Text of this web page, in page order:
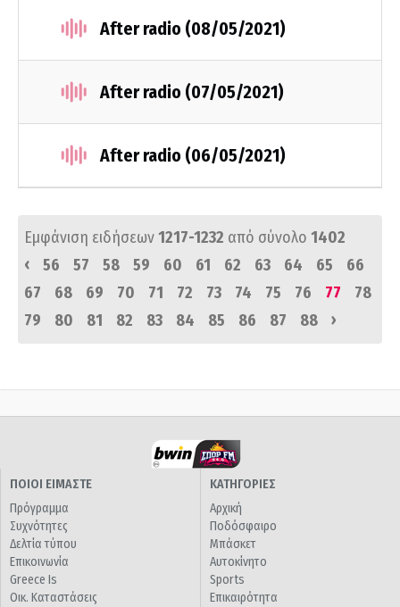
After radio (08/05/2021)
After radio (07/05/2021)
After radio (06/05/2021)
Εμφάνιση ειδήσεων1217-1232 από σύνολο 1402
‹
56 57 58 59 60 61 62 63 64 65
66
67
68 69 70 71 72 73 74 75 76 77
78
79
80 81 82 83 84 85 86 87 88 ›
ΠΟΙΟΙ ΕΙΜΑΣΤΕ
Πρόγραμμα
Συχνότητες
Δελτία τύπου
Επικοινωνία
Greece Is
Οικ. Καταστάσεις
ΚΑΤΗΓΟΡΙΕΣ
Αρχική
Ποδόσφαιρο
Μπάσκετ
Αυτοκίνητο
Sports
Επικαιρότητα